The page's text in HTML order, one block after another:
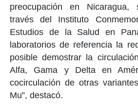
preocupación en
través del Instituto
Estudios de la Salud en
laboratorios de referencia la
posible demostrar la
Alfa, Gama y Delta en
cocirculación de otras
Mu”, destacó.